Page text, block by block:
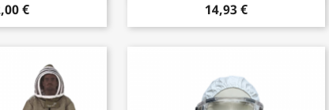
€ 14,93 €